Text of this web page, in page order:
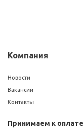
Компания
Новости
Вакансии
Контакты
Принимаем к оплате